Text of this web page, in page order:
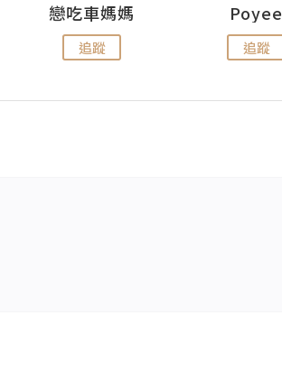
戀吃車媽媽
追蹤
Poyee
追蹤